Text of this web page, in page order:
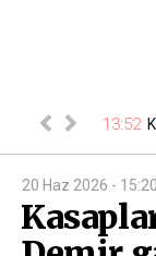
Recep 13:52
20 Haz 2026 - 15:20